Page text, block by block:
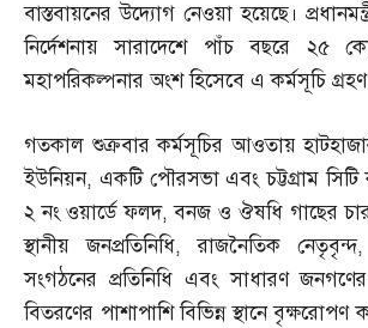
বাস্তবায়নের উদ্যোগ নেওয়া হয়েছে।
নির্দেশনায় সারাদেশে পাঁচ বছরে ২৫
মহাপরিকল্পনার অংশ হিসেবে এ কর্মসূচি
গতকাল শুক্রবার কর্মসূচির আওতায়
ইউনিয়ন, একটি পৌরসভা এবং চট্টগ্রাম
২ নং ওয়ার্ডে ফলদ,বনজ ও ঔষধি গাছের
স্থানীয় জনপ্রতিনিধি,রাজনৈতিক নেতৃবৃন্দ
সংগঠনের প্রতিনিধি এবং সাধারণ
বিতরণের পাশাপাশি বিভিন্ন স্থানে বৃক্ষরোপণ